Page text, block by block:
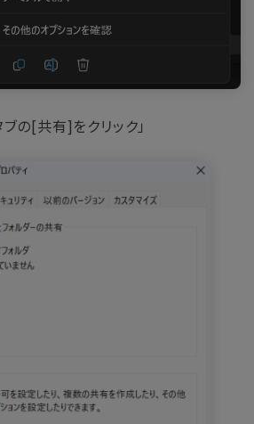
の[共有]をクリック」